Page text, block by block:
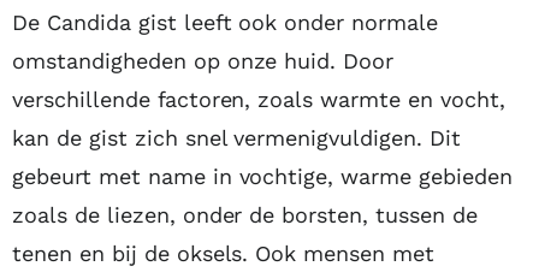
De Candida gist leeft ook onder normale
omstandigheden op onze huid. Door
verschillende factoren, zoals warmte en vocht,
kan de gist zich snel vermenigvuldigen. Dit
gebeurt met name in vochtige, warme gebieden
zoals de liezen, onder de borsten, tussen de
tenen en bij de oksels. Ook mensen met